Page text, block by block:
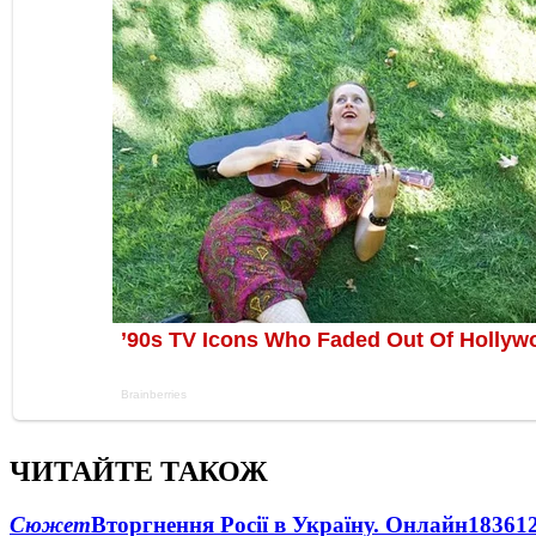
ЧИТАЙТЕ ТАКОЖ
СюжетВторгнення Росії в Україну. Онлайн1836